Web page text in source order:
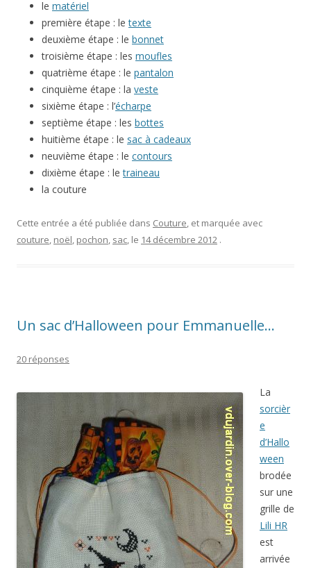
le matériel
première étape : letexte
deuxième étape : le bonnet
troisième étape : les moufles
quatrième étape : le pantalon
cinquième étape : la veste
sixième étape : l’écharpe
septième étape : les bottes
huitième étape : le sac à cadeaux
neuvième étape : le contours
dixième étape : letraineau
la couture
Cette entrée a été publiée dans Couture, et marquée avec
couture, noël, pochon, sac, le 14 décembre 2012 .
Un sac d’Halloween pour Emmanuelle…
20 réponses
La
sorcièr
e
d’Hallo
ween
brodée
sur une
grille de
Lili HR
est
arrivée